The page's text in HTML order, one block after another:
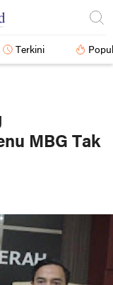
Terkini
MBG Tak